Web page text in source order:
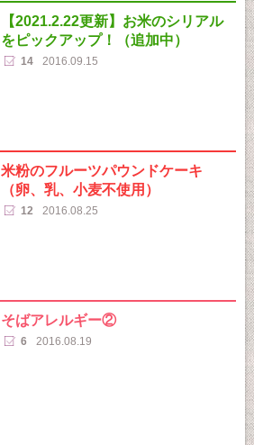
【2021.2.22更新】お米のシリアル
をピックアップ！（追加中）
14 2016.09.15
米粉のフルーツパウンドケーキ
（卵、乳、小麦不使用）
12 2016.08.25
そばアレルギー②
6 2016.08.19